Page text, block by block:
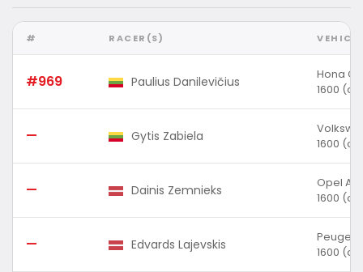
# RACER(S)
#969 Paulius Danilevičius
Hona
1600
— Gytis Zabiela
1600
— Dainis Zemnieks
Opel
1600
— Edvards Lajevskis
1600